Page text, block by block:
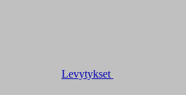
Levytykset